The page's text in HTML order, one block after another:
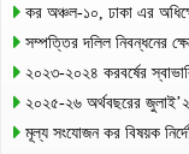
কর অঞ্চল-১০, ঢাকা এর
সম্পত্তির দলিল নিবন্ধনের
২০২৩-২০২৪ করবর্ষের
২০২৫-২৬ অর্থবছরের
মূল্য সংযোজন কর বিষয়ক